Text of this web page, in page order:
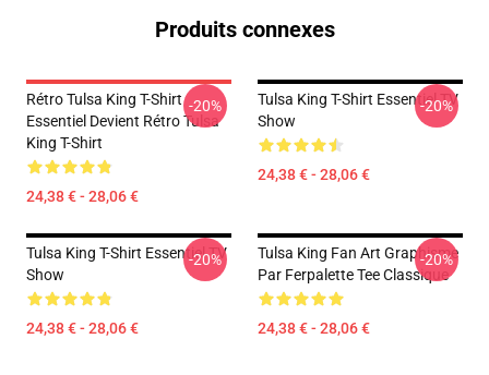
Produits connexes
Rétro Tulsa King T-Shirt
Essentiel Devient Rétro Tulsa
King T-Shirt
24,38 € - 28,06 €
-20%
Tulsa King T-Shirt Essentiel TV
Show
24,38 € - 28,06 €
-20%
Tulsa King T-Shirt Essentiel TV
Show
24,38 € - 28,06 €
-20%
Tulsa King Fan Art Graphisme
Par Ferpalette Tee Classique
24,38 € - 28,06 €
-20%